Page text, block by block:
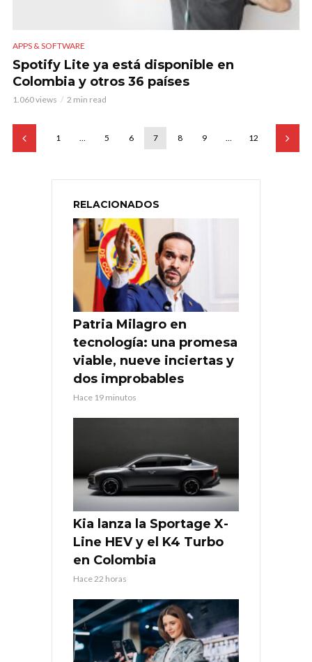
APPS & SOFTWARE
Spotify Lite ya está disponible en
Colombia y otros 36 países
1.060 views 2 min read
1 … 5 6 7 8 9 … 12
RELACIONADOS
Patria Milagro en
tecnología: una promesa
viable, nueve inciertas y
dos improbables
Hace 19 minutos
Kia lanza la Sportage X-
Line HEV y el K4 Turbo
en Colombia
Hace 22 horas